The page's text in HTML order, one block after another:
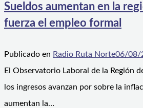
Sueldos aumentan en la
fuerza el empleo formal
Publicado en Radio Ruta Norte06/08/
El Observatorio Laboral de la Región
los ingresos avanzan por sobre la
aumentan la…